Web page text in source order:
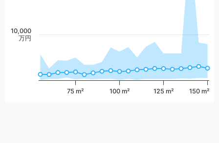
75 m² 100 m² 125 m² 150 m²
10,000
万円